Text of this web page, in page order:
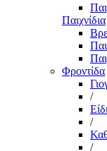
Παιχνίδια
Φροντίδα
/
/
/